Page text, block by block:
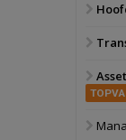
28